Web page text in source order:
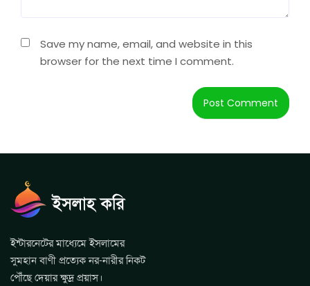
Save my name, email, and website in this
browser for the next time I comment.
ইন্টারনেটের মাধ্যেমে ইসলামের
সুমহান বাণী প্রত্যেক নর-নারীর নিকট
পৌঁছে দেয়ার ক্ষুদ্র প্রয়াস।